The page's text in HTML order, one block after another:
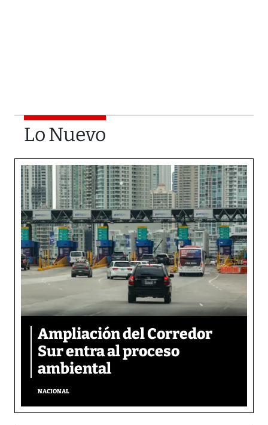
Lo Nuevo
Ampliación del Corredor
Sur entra al proceso
ambiental
NACIONAL